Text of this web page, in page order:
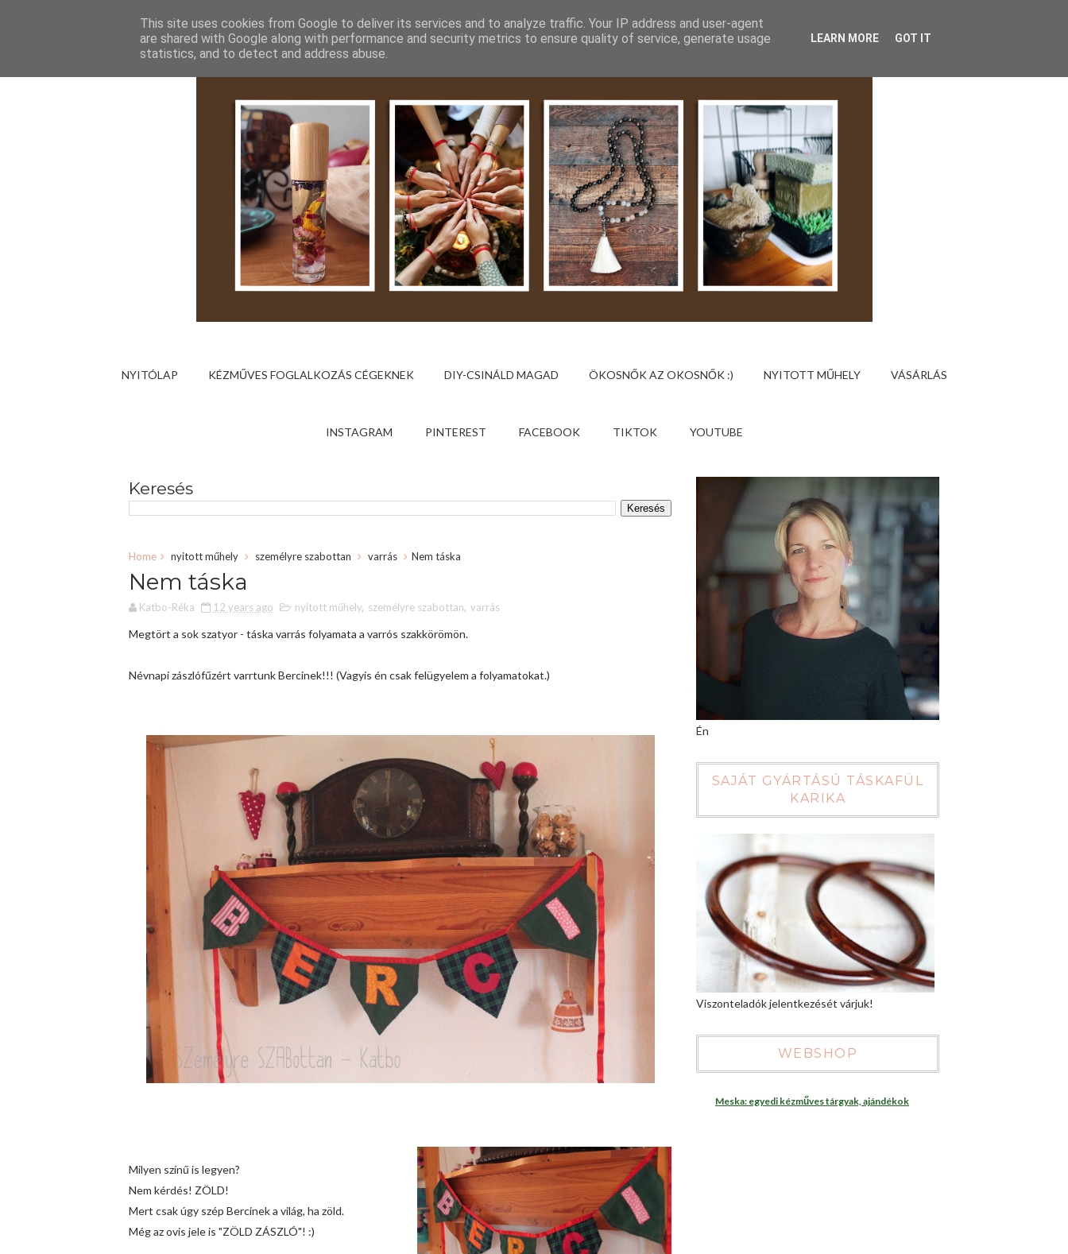
NYITÓLAP KÉZMŰVES FOGLALKOZÁS CÉGEKNEK DIY-CSINÁLD MAGAD ÖKOSNŐK AZ OKOSNŐK :) NYITOTT MŰHELY VÁSÁRLÁS
INSTAGRAM PINTEREST FACEBOOK TIKTOK YOUTUBE
Keresés
Home nyitott műhely személyre szabottan varrás Nem táska
Nem táska
Katbo-Réka 12 years ago nyitott műhely, személyre szabottan, varrás
Megtört a sok szatyor - táska varrás folyamata a varrós szakkörömön.
Névnapi zászlófűzért varrtunk Bercinek!!! (Vagyis én csak felügyelem a folyamatokat.)
Milyen színű is legyen?
Nem kérdés! ZÖLD!
Mert csak úgy szép Bercinek a világ, ha zöld.
Még az ovis jele is "ZÖLD ZÁSZLÓ"! :)
Én
SAJÁT GYÁRTÁSÚ TÁSKAFÜL
KARIKA
Viszonteladók jelentkezését várjuk!
WEBSHOP
Meska: egyedi kézműves tárgyak, ajándékok
This site uses cookies from Google to deliver its services and to analyze traffic. Your IP address and user-agent
are shared with Google along with performance and security metrics to ensure quality of service, generate usage
statistics, and to detect and address abuse.
LEARN MORE GOT IT